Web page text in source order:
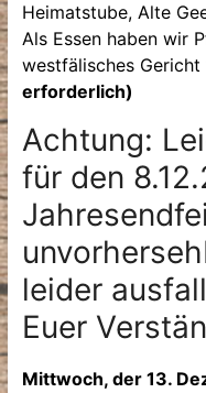
Heimatstube, Alte
Als Essen haben wir
westfälisches Gericht
erforderlich)
Achtung:
für den
leider
Euer
Mittwoch, der 13.